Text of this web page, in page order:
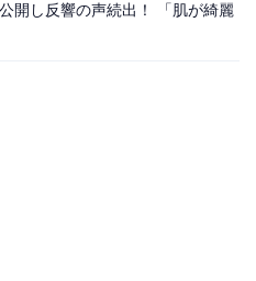
開し反響の声続出！ 「肌が綺麗